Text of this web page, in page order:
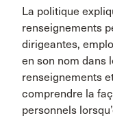
La politique
renseignements
dirigeantes,
en son nom dans
renseignements
comprendre la
personnels